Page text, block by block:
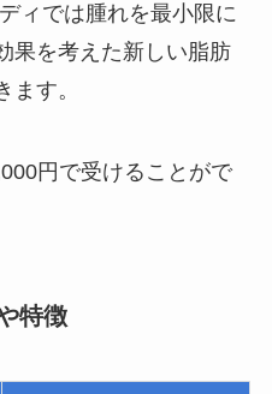
ィでは腫れを最小限に
果を考えた新しい脂肪
す。
円で受けることがで
特徴